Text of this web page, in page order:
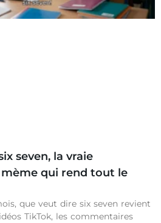
seven, la vraie
qui rend tout le
que veut dire six seven revient
TikTok, les commentaires